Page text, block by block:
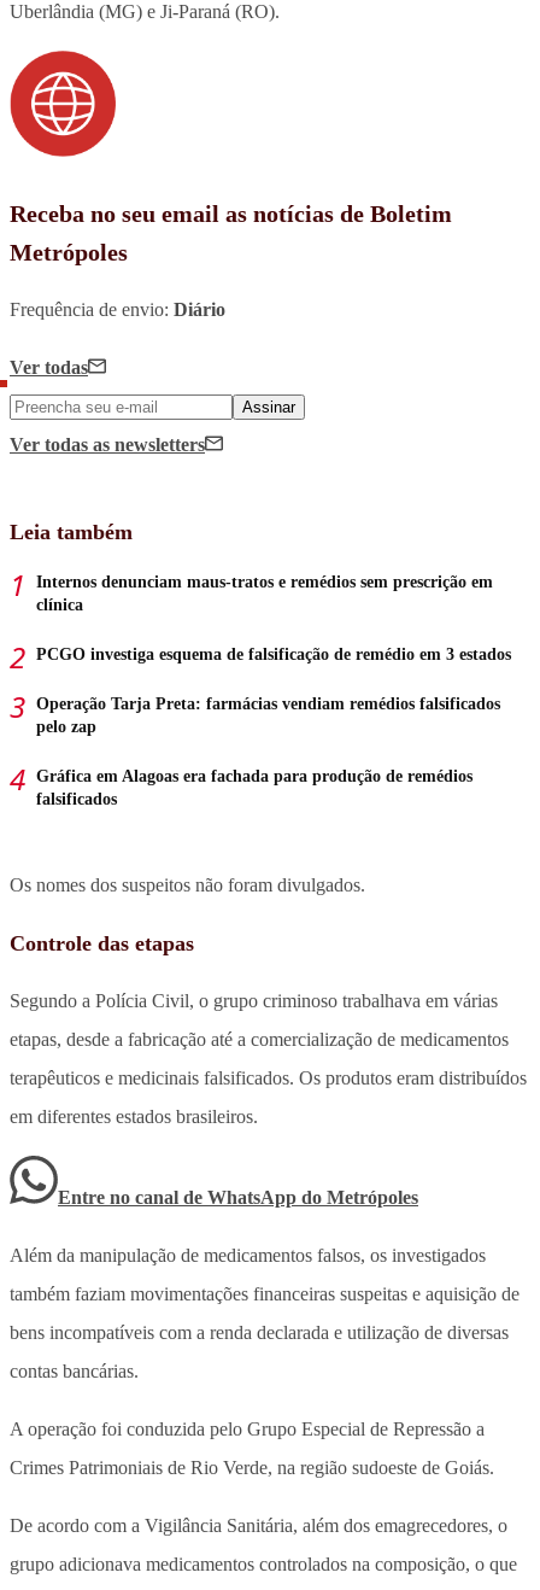
Uberlândia (MG) e Ji-Paraná (RO).
Receba no seu email as notícias de Boletim
Metrópoles
Frequência de envio: Diário
Ver todas
Assinar
Ver todas as newsletters
Leia também
Internos denunciam maus-tratos e remédios sem prescrição em
clínica
PCGO investiga esquema de falsificação de remédio em 3 estados
Operação Tarja Preta: farmácias vendiam remédios falsificados
pelo zap
Gráfica em Alagoas era fachada para produção de remédios
falsificados
Os nomes dos suspeitos não foram divulgados.
Controle das etapas
Segundo a Polícia Civil, o grupo criminoso trabalhava em várias
etapas, desde a fabricação até a comercialização de medicamentos
terapêuticos e medicinais falsificados. Os produtos eram distribuídos
em diferentes estados brasileiros.
Entre no canal de WhatsApp do Metrópoles
Além da manipulação de medicamentos falsos, os investigados
também faziam movimentações financeiras suspeitas e aquisição de
bens incompatíveis com a renda declarada e utilização de diversas
contas bancárias.
A operação foi conduzida pelo Grupo Especial de Repressão a
Crimes Patrimoniais de Rio Verde, na região sudoeste de Goiás.
De acordo com a Vigilância Sanitária, além dos emagrecedores, o
grupo adicionava medicamentos controlados na composição, o que